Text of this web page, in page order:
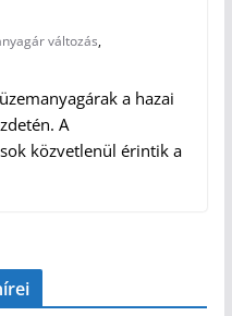
változás,
a hazai
A
közvetlenül érintik a